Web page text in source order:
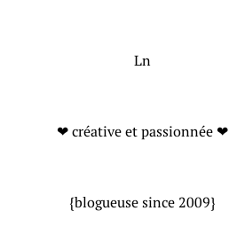
Ln
❤ créative et passionnée ❤
{blogueuse since 2009}